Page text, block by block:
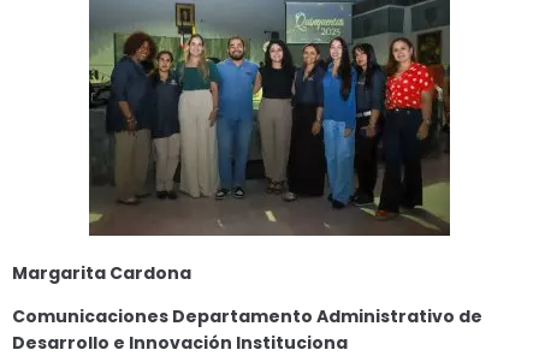
Margarita Cardona
Comunicaciones Departamento Administrativo de
Desarrollo e Innovación Instituciona